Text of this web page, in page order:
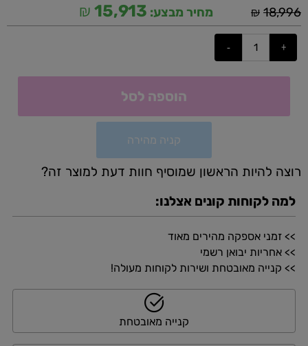
₪ 18,996 מחיר מבצע: ₪ 15,913
הוספה לסל
קניה מהירה
רוצה להיות הראשון שמוסיף חוות דעת למוצר זה?
למה לקוחות קונים אצלנו:
>> זמני אספקה מהירים מאוד
>> אחריות יבואן רשמי
>> קנייה מאובטחת ושירות לקוחות מעולה!
קנייה מאובטחת